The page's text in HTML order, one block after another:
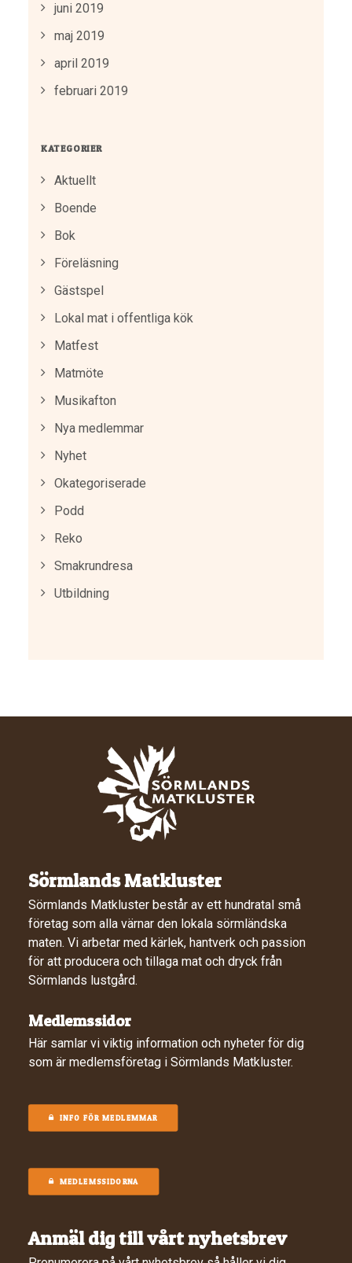
juni 2019
maj 2019
april 2019
februari 2019
KATEGORIER
Aktuellt
Boende
Bok
Föreläsning
Gästspel
Lokal mat i offentliga kök
Matfest
Matmöte
Musikafton
Nya medlemmar
Nyhet
Okategoriserade
Podd
Reko
Smakrundresa
Utbildning
Sörmlands Matkluster
Sörmlands Matkluster består av ett hundratal små
företag som alla värnar den lokala sörmländska
maten. Vi arbetar med kärlek, hantverk och passion
för att producera och tillaga mat och dryck från
Sörmlands lustgård.
Medlemssidor
Här samlar vi viktig information och nyheter för dig
som är medlemsföretag i Sörmlands Matkluster.
INFO FÖR MEDLEMMAR
MEDLEMSSIDORNA
Anmäl dig till vårt nyhetsbrev